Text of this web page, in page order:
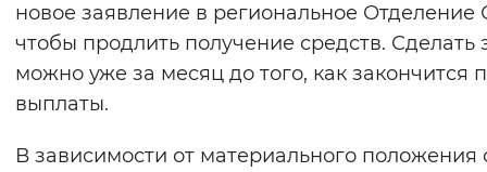
новое заявление в региональное Отделение
чтобы продлить получение средств. Сделать
можно уже за месяц до того, как закончится
выплаты.
В зависимости от материального положения